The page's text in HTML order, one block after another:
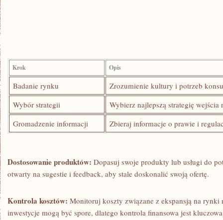
Krok Opis
Badanie rynku
Zrozumienie kultury i potrzeb
Wybór strategii
Wybierz najlepszą strategię​
Gromadzenie informacji
Zbieraj informacje o prawie i
Dostosowanie produktów: ​Dopasuj swoje produkty lub usługi ​do
otwarty na sugestie i feedback, aby stale doskonalić swoją ofertę.
Kontrola kosztów: Monitoruj koszty związane⁢ z ekspansją na rynki
inwestycje ​mogą być spore, dlatego kontrola ⁣finansowa jest